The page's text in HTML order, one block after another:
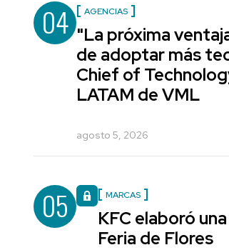
04 AGENCIAS
"La próxima
de adoptar más
Chief of
LATAM de VML
agosto 5, 2026
05 MARCAS
KFC elaboró
Feria de Flores